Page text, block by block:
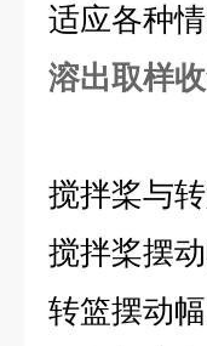
适应各种
溶出取样
搅拌桨与
搅拌桨摆动
转篮摆动幅